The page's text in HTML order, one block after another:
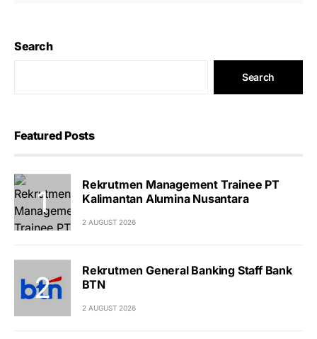
Search
Search
Featured Posts
Rekrutmen Management Trainee PT
Kalimantan Alumina Nusantara
2 AUGUST 2026
Rekrutmen General Banking Staff Bank
BTN
2 AUGUST 2026